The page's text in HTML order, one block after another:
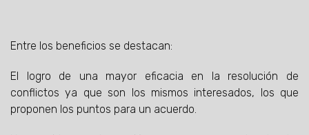
Entre los beneficios se destacan:
El logro de una mayor eficacia en la resolución de
conflictos ya que son los mismos interesados, los que
proponen los puntos para un acuerdo.